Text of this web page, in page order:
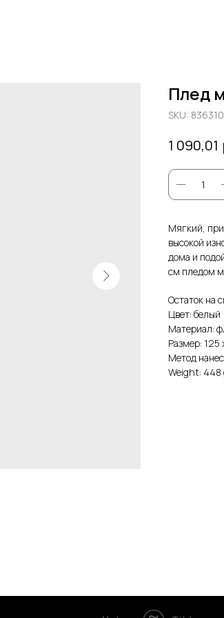
Плед
SKU: 836310
1 090,01
Мягкий,
высокой
дома и
см пледом
Остаток на
Цвет: белый
Материал:
Размер: 125
Метод
Weight: 448